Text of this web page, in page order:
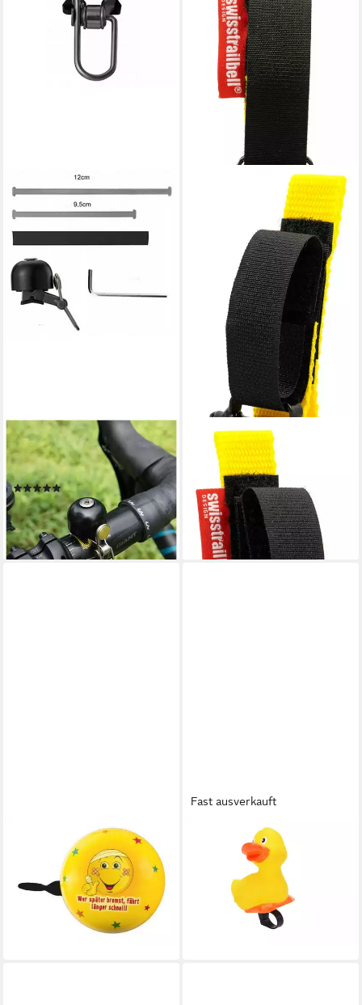
ROCKBROS
Fahrradklingel Rockbros 15
1BBK Retro Fahrradklingel
(1)
ab 10,95 € UVP24,95 €
-56%
lieferbar - in 4-5 Werktagen bei dir
SWISSTRAILBELL
Fahrradklingel "Black Trailday"
Deep Black Edition, gelbes
Band, Trailbell, Bear Bell
28,00 €
lieferbar - in 3-4 Werktagen bei dir
BB KLOSTERMANN
Fahrradklingel beBell Mini
Ding Dong „EMOJI GELB“, Ø
60mm
lieferbar - in 3-4 Werktagen bei dir
Fast ausverkauft
Fahrradklingel Kinder
Fahrradhupe Ballhupe
Lenkerhupe Lenker Fahrrad
Hupe Motiv Ente